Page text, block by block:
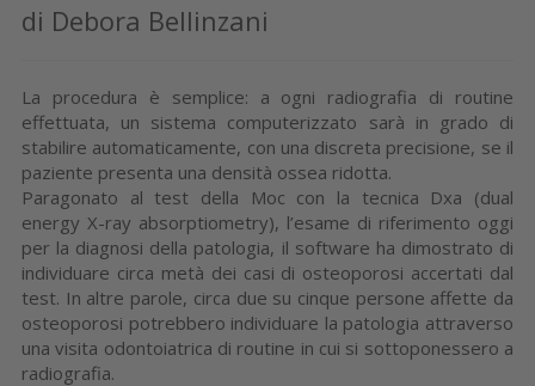
di Debora Bellinzani
La procedura è semplice: a ogni radiografia di routine
effettuata, un sistema computerizzato sarà in grado di
stabilire automaticamente, con una discreta precisione, se il
paziente presenta una densità ossea ridotta.
Paragonato al test della Moc con la tecnica Dxa (dual
energy X-ray absorptiometry), l’esame di riferimento oggi
per la diagnosi della patologia, il software ha dimostrato di
individuare circa metà dei casi di osteoporosi accertati dal
test. In altre parole, circa due su cinque persone affette da
osteoporosi potrebbero individuare la patologia attraverso
una visita odontoiatrica di routine in cui si sottoponessero a
radiografia.